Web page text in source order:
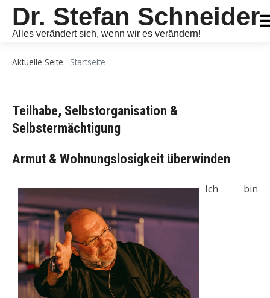
Dr. Stefan Schneider
Alles verändert sich, wenn wir es verändern!
Aktuelle Seite: Startseite
Teilhabe, Selbstorganisation &
Selbstermächtigung
Armut & Wohnungslosigkeit überwinden
Ich bin